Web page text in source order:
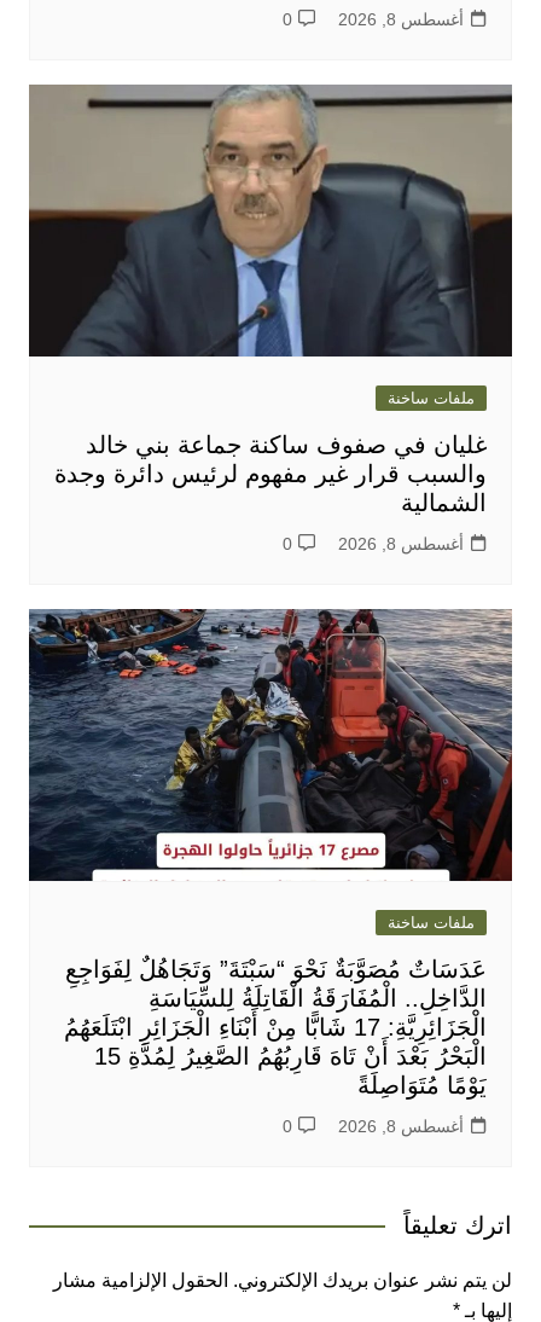
أغسطس 8, 2026 0
ملفات ساخنة
غليان في صفوف ساكنة جماعة بني خالد
والسبب قرار غير مفهوم لرئيس دائرة وجدة
الشمالية
أغسطس 8, 2026 0
ملفات ساخنة
عَدَسَاتٌ مُصَوَّبَةٌ نَحْوَ “سَبْتَةَ” وَتَجَاهُلٌ لِفَوَاجِعِ
الدَّاخِلِ.. الْمُفَارَقَةُ الْقَاتِلَةُ لِلسِّيَاسَةِ
الْجَزَائِرِيَّةِ: 17 شَابًّا مِنْ أَبْنَاءِ الْجَزَائِرِ ابْتَلَعَهُمُ
الْبَحْرُ بَعْدَ أَنْ تَاهَ قَارِبُهُمُ الصَّغِيرُ لِمُدَّةِ 15
يَوْمًا مُتَوَاصِلَةً
أغسطس 8, 2026 0
اترك تعليقاً
لن يتم نشر عنوان بريدك الإلكتروني. الحقول الإلزامية مشار
إليها بـ *